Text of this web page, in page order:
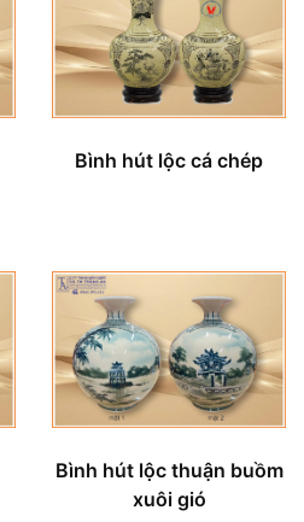
Bình hút lộc cá chép
Bình hút lộc thuận buồm
xuôi gió